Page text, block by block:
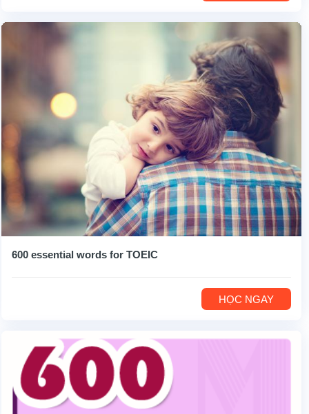
600 essential words for TOEIC
HỌC NGAY